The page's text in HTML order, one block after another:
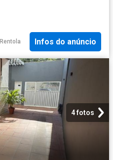
Rentola Infos do anúncio
4 fotos